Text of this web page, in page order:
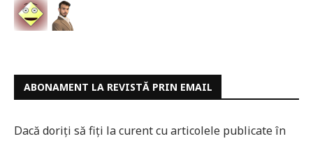
ABONAMENT LA REVISTĂ PRIN EMAIL
Dacă doriți să fiți la curent cu articolele publicate în